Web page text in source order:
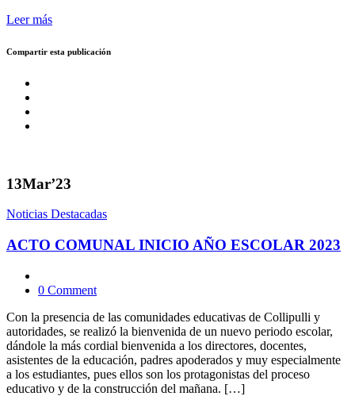
Leer más
Compartir esta publicación
13Mar’23
Noticias Destacadas
ACTO COMUNAL INICIO AÑO ESCOLAR 2023
0 Comment
Con la presencia de las comunidades educativas de Collipulli y
autoridades, se realizó la bienvenida de un nuevo periodo escolar,
dándole la más cordial bienvenida a los directores, docentes,
asistentes de la educación, padres apoderados y muy especialmente
a los estudiantes, pues ellos son los protagonistas del proceso
educativo y de la construcción del mañana. […]